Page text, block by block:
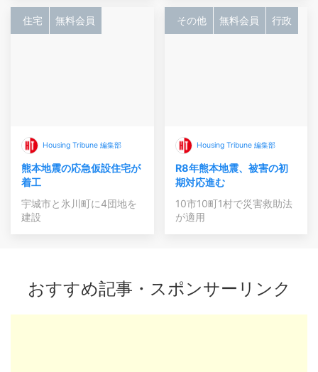
住宅 無料会員
Housing Tribune 編集部
熊本地震の応急仮設住宅が
着工
宇城市と氷川町に4団地を
建設
その他 無料会員 行政
Housing Tribune 編集部
R8年熊本地震、被害の初
期対応進む
10市10町1村で災害救助法
が適用
おすすめ記事・スポンサーリンク